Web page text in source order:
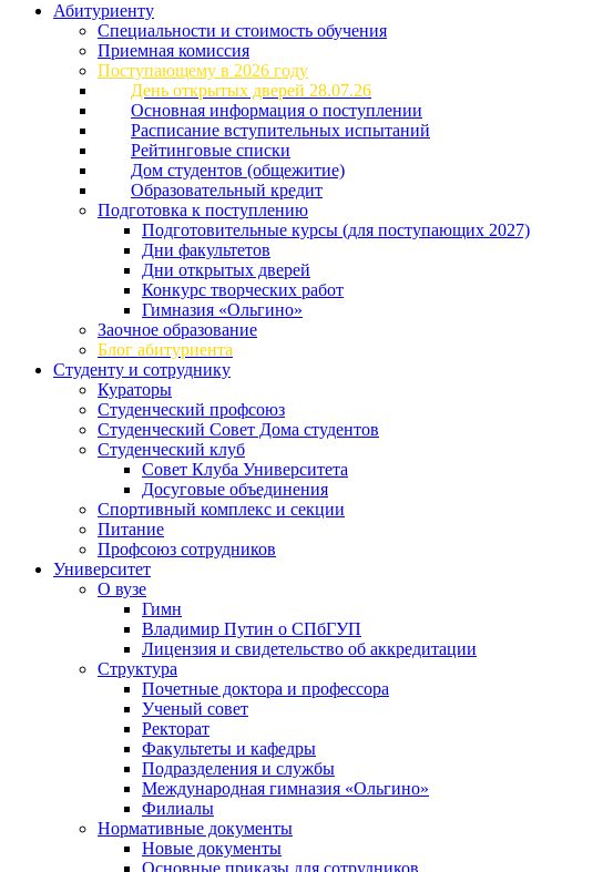
Абитуриенту
Специальности и стоимость обучения
Приемная комиссия
Поступающему в 2026 году
День открытых дверей 28.07.26
Основная информация о поступлении
Расписание вступительных испытаний
Рейтинговые списки
Дом студентов (общежитие)
Образовательный кредит
Подготовка к поступлению
Подготовительные курсы (для поступающих 2027)
Дни факультетов
Дни открытых дверей
Конкурс творческих работ
Гимназия «Ольгино»
Заочное образование
Блог абитуриента
Студенту и сотруднику
Кураторы
Студенческий профсоюз
Студенческий Совет Дома студентов
Студенческий клуб
Совет Клуба Университета
Досуговые объединения
Спортивный комплекс и секции
Питание
Профсоюз сотрудников
Университет
О вузе
Гимн
Владимир Путин о СПбГУП
Лицензия и свидетельство об аккредитации
Структура
Почетные доктора и профессора
Ученый совет
Ректорат
Факультеты и кафедры
Подразделения и службы
Международная гимназия «Ольгино»
Филиалы
Нормативные документы
Новые документы
Основные приказы для сотрудников